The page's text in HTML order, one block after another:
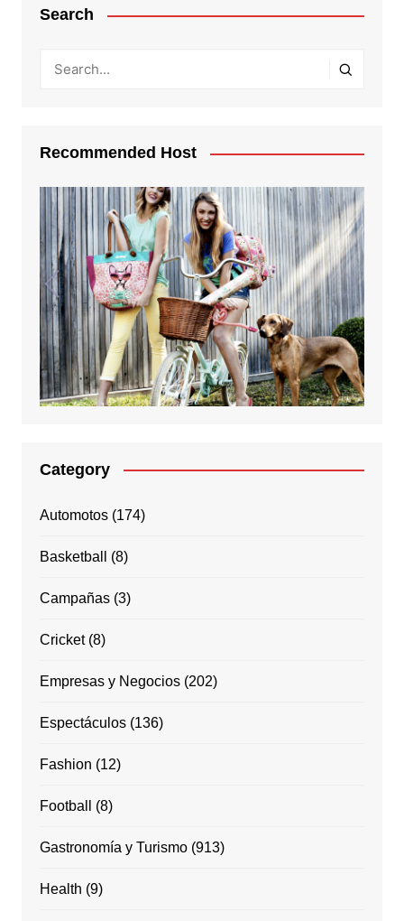
Search
Recommended Host
Category
Automotos(174)
Basketball (8)
Campañas(3)
Cricket(8)
Empresas y Negocios(202)
Espectáculos(136)
Fashion (12)
Football (8)
Gastronomía y Turismo(913)
Health (9)